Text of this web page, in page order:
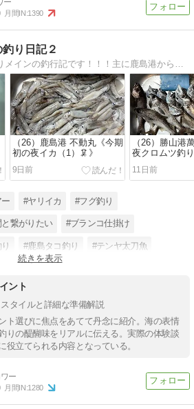
月間IN:1390
り日記２
年間50回以上の船釣りメインの釣行記です！！！主に鹿島港から出船します。イカ、タコ、フグ、ヒラメがメインになります。あまり釣れませんが、新しい釣法や仕掛け、特餌、釣果情報などを紹介します。毎週リアルな情報を失敗談含めてお伝えします。
（26）鹿島港 不動丸《今期
初の夜イカ（1）🦑》
9日前
（26）勝山港
夜クロムツ釣
11日前
#ヤリイカ #フグ釣り
繋がりたい #ブランコ仕掛け
#鹿島タコ釣り #テンヤ太刀魚
続きを表示
ント
タイルと詳細な準備解説
ト選びに焦点をあてて丹念に紹介。海の表情
りの醍醐味をリアルに伝える。実際の体験談
役立てられる内容となっている。
月間IN:1280